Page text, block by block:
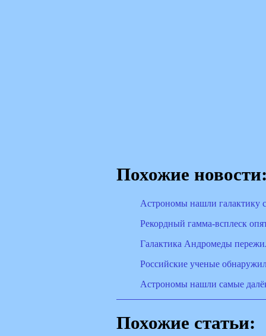
Похожие
Астрономы нашли галактику
Рекордный гамма-всплеск
Галактика Андромеды
Российские ученые
Астрономы нашли самые
Похожие статьи: